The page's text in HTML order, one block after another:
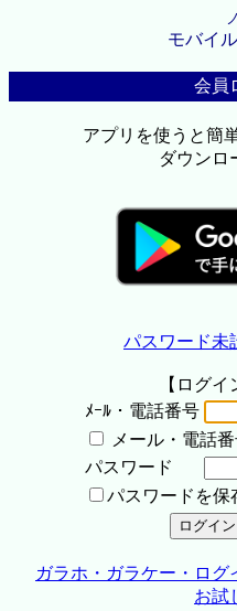
モバイ
会員
アプリを使うと簡
ダウンロ
パスワード未
【ログイ
ﾒｰﾙ・電話番号
メール・電話
パスワード
パスワードを保
ガラホ・ガラケー・ログ
お試